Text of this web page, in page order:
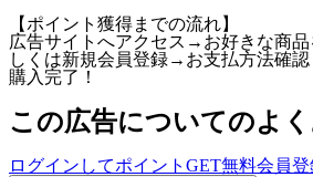
【ポイント獲得までの流れ】
広告サイトへアクセス→お好きな商
しくは新規会員登録→お支払方法確
購入完了！
この広告についてのよ
ログインしてポイントGET無料会員登